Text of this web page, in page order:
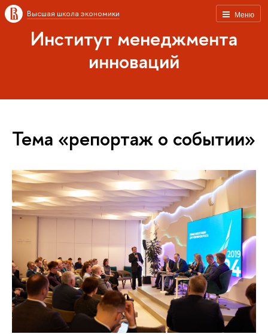
Меню
Высшая школа экономики
Институт менеджмента
инноваций
Тема «репортаж о событии»